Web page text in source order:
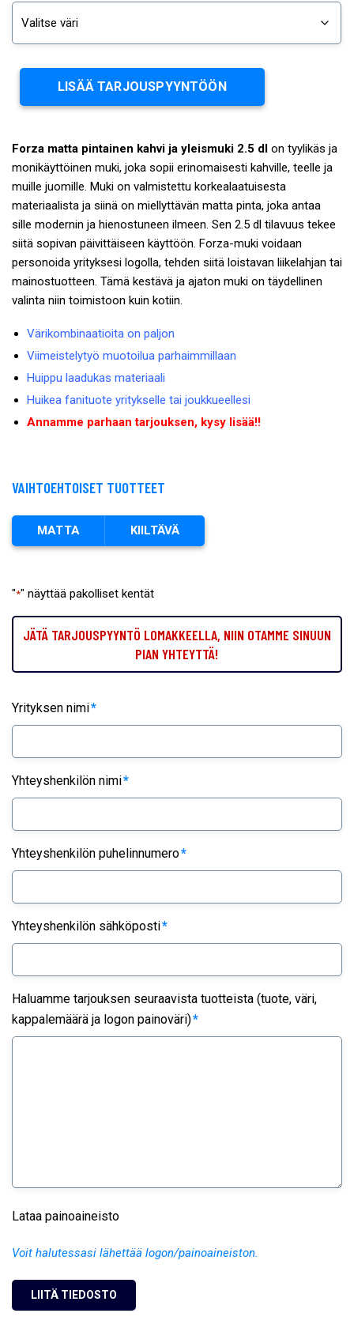
Forza matta pintainen kahvi ja yleismuki 2.5 dl on tyylikäs ja
monikäyttöinen muki, joka sopii erinomaisesti kahville, teelle ja
muille juomille. Muki on valmistettu korkealaatuisesta
materiaalista ja siinä on miellyttävän matta pinta, joka antaa
sille modernin ja hienostuneen ilmeen. Sen 2.5 dl tilavuus tekee
siitä sopivan päivittäiseen käyttöön. Forza-muki voidaan
personoida yrityksesi logolla, tehden siitä loistavan liikelahjan tai
mainostuotteen. Tämä kestävä ja ajaton muki on täydellinen
valinta niin toimistoon kuin kotiin.
Värikombinaatioita on paljon
Viimeistelytyö muotoilua parhaimmillaan
Huippu laadukas materiaali
Huikea fanituote yritykselle tai joukkueellesi
Annamme parhaan tarjouksen, kysy lisää!!
VAIHTOEHTOISET TUOTTEET
MATTA KIILTÄVÄ
LISÄÄ TARJOUSPYYNTÖÖN
"*" näyttää pakolliset kentät
JÄTÄ TARJOUSPYYNTÖ LOMAKKEELLA, NIIN OTAMME SINUUN
PIAN YHTEYTTÄ!
Yrityksen nimi*
Yhteyshenkilön nimi*
Yhteyshenkilön puhelinnumero*
Yhteyshenkilön sähköposti*
Haluamme tarjouksen seuraavista tuotteista (tuote, väri,
kappalemäärä ja logon painoväri)*
Lataa painoaineisto
Voit halutessasi lähettää logon/painoaineiston.